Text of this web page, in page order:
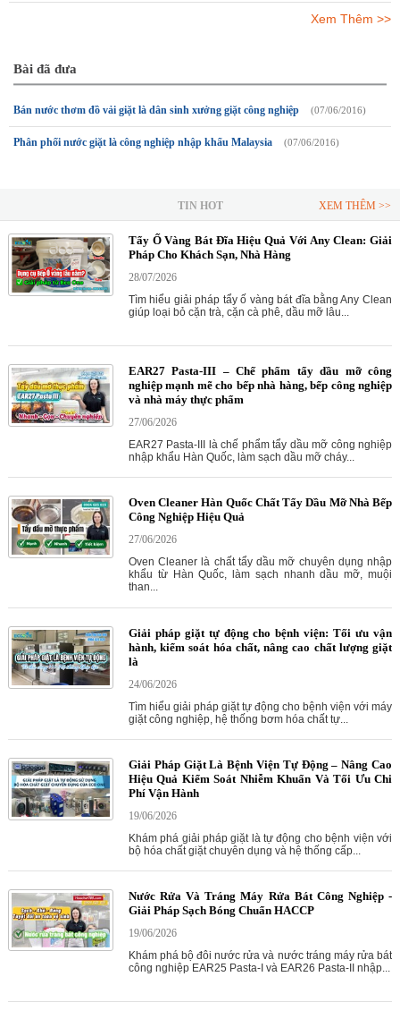
Xem Thêm >>
Bài đã đưa
Bán nước thơm đồ vải giặt là dân sinh xưởng giặt công nghiệp (07/06/2016)
Phân phối nước giặt là công nghiệp nhập khẩu Malaysia (07/06/2016)
TIN HOT XEM THÊM >>
Tẩy Ố Vàng Bát Đĩa Hiệu Quả Với Any Clean: Giải
Pháp Cho Khách Sạn, Nhà Hàng
28/07/2026
Tìm hiểu giải pháp tẩy ố vàng bát đĩa bằng Any Clean
giúp loại bỏ cặn trà, cặn cà phê, dầu mỡ lâu...
EAR27 Pasta-III – Chế phẩm tẩy dầu mỡ công
nghiệp mạnh mẽ cho bếp nhà hàng, bếp công nghiệp
và nhà máy thực phẩm
27/06/2026
EAR27 Pasta-III là chế phẩm tẩy dầu mỡ công nghiệp
nhập khẩu Hàn Quốc, làm sạch dầu mỡ cháy...
Oven Cleaner Hàn Quốc Chất Tẩy Dầu Mỡ Nhà Bếp
Công Nghiệp Hiệu Quả
27/06/2026
Oven Cleaner là chất tẩy dầu mỡ chuyên dụng nhập
khẩu từ Hàn Quốc, làm sạch nhanh dầu mỡ, muội
than...
Giải pháp giặt tự động cho bệnh viện: Tối ưu vận
hành, kiểm soát hóa chất, nâng cao chất lượng giặt
là
24/06/2026
Tìm hiểu giải pháp giặt tự động cho bệnh viện với máy
giặt công nghiệp, hệ thống bơm hóa chất tự...
Giải Pháp Giặt Là Bệnh Viện Tự Động – Nâng Cao
Hiệu Quả Kiểm Soát Nhiễm Khuẩn Và Tối Ưu Chi
Phí Vận Hành
19/06/2026
Khám phá giải pháp giặt là tự động cho bệnh viện với
bộ hóa chất giặt chuyên dụng và hệ thống cấp...
Nước Rửa Và Tráng Máy Rửa Bát Công Nghiệp -
Giải Pháp Sạch Bóng Chuẩn HACCP
19/06/2026
Khám phá bộ đôi nước rửa và nước tráng máy rửa bát
công nghiệp EAR25 Pasta-I và EAR26 Pasta-II nhập...